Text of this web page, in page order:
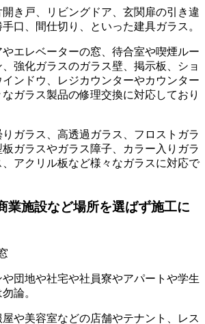
き戸、リビングドア、玄関扉の引き違
口、間仕切り、といった建具ガラス。
エレベーターの窓、待合室や喫煙ルー
強化ガラスのガラス壁、掲示板、ショ
ンドウ、レジカウンターやカウンター
ガラス製品の修理交換に対応しており
ガラス、高透過ガラス、フロストガラ
ガラスやガラス障子、カラー入りガラ
アクリル板など様々なガラスに対応で
業施設など場所を選ばず施工に
団地や社宅や社員寮やアパートや学生
論。
や美容室などの店舗やテナント、レス